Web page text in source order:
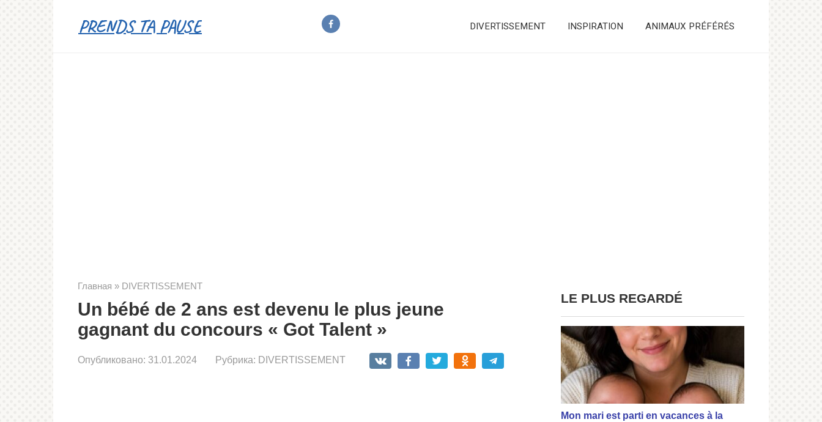
PRENDS TA PAUSE DIVERTISSEMENT INSPIRATION ANIMAUX PRÉFÉRÉS
Главная » DIVERTISSEMENT
Un bébé de 2 ans est devenu le plus jeune
gagnant du concours « Got Talent »
Опубликовано: 31.01.2024 Рубрика: DIVERTISSEMENT
LE PLUS REGARDÉ
Mon mari est parti en vacances à la